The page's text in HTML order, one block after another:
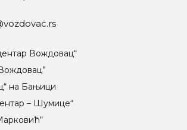
Вождовац“
на Бањици
– Шумице“